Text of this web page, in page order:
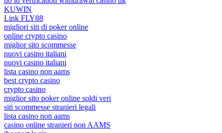
KUWIN
Link FLY88
migliori siti di poker online
online crypto casino
miglior sito scommesse
nuovi casino italiani
nuovi casino italiani
lista casino non aams
best crypto casino
crypto casino
miglior sito poker online soldi veri
siti scommesse stranieri legali
lista casino non aams
casino online stranieri non AAMS